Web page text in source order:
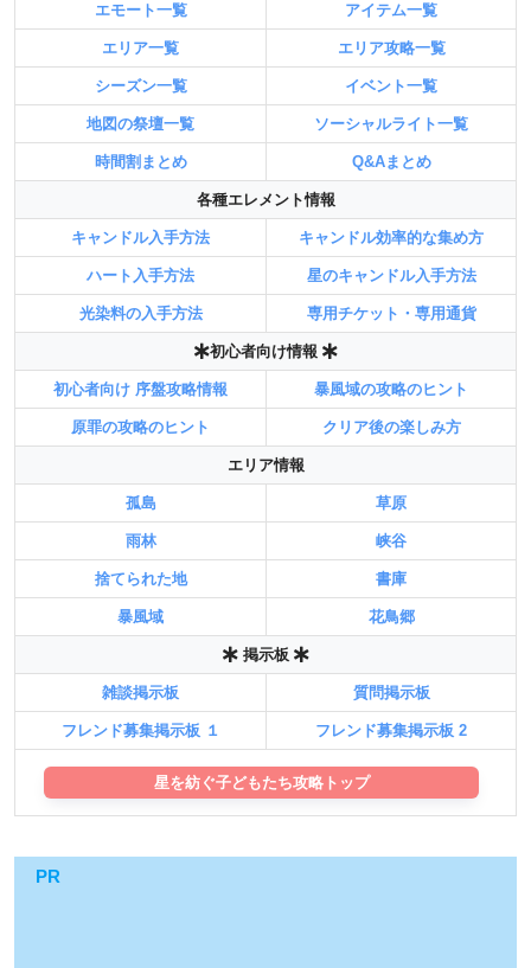
エモート一覧 アイテム一覧
エリア一覧 エリア攻略一覧
シーズン一覧 イベント一覧
地図の祭壇一覧 ソーシャルライト一覧
時間割まとめ Q&Aまとめ
各種エレメント情報
キャンドル入手方法 キャンドル効率的な集め方
ハート入手方法 星のキャンドル入手方法
光染料の入手方法 専用チケット・専用通貨
初心者向け情報
初心者向け 序盤攻略情報 暴風域の攻略のヒント
原罪の攻略のヒント クリア後の楽しみ方
エリア情報
孤島 草原
雨林 峡谷
捨てられた地 書庫
暴風域 花鳥郷
掲示板
雑談掲示板 質問掲示板
フレンド募集掲示板 １ フレンド募集掲示板 2
星を紡ぐ子どもたち攻略トップ
PR